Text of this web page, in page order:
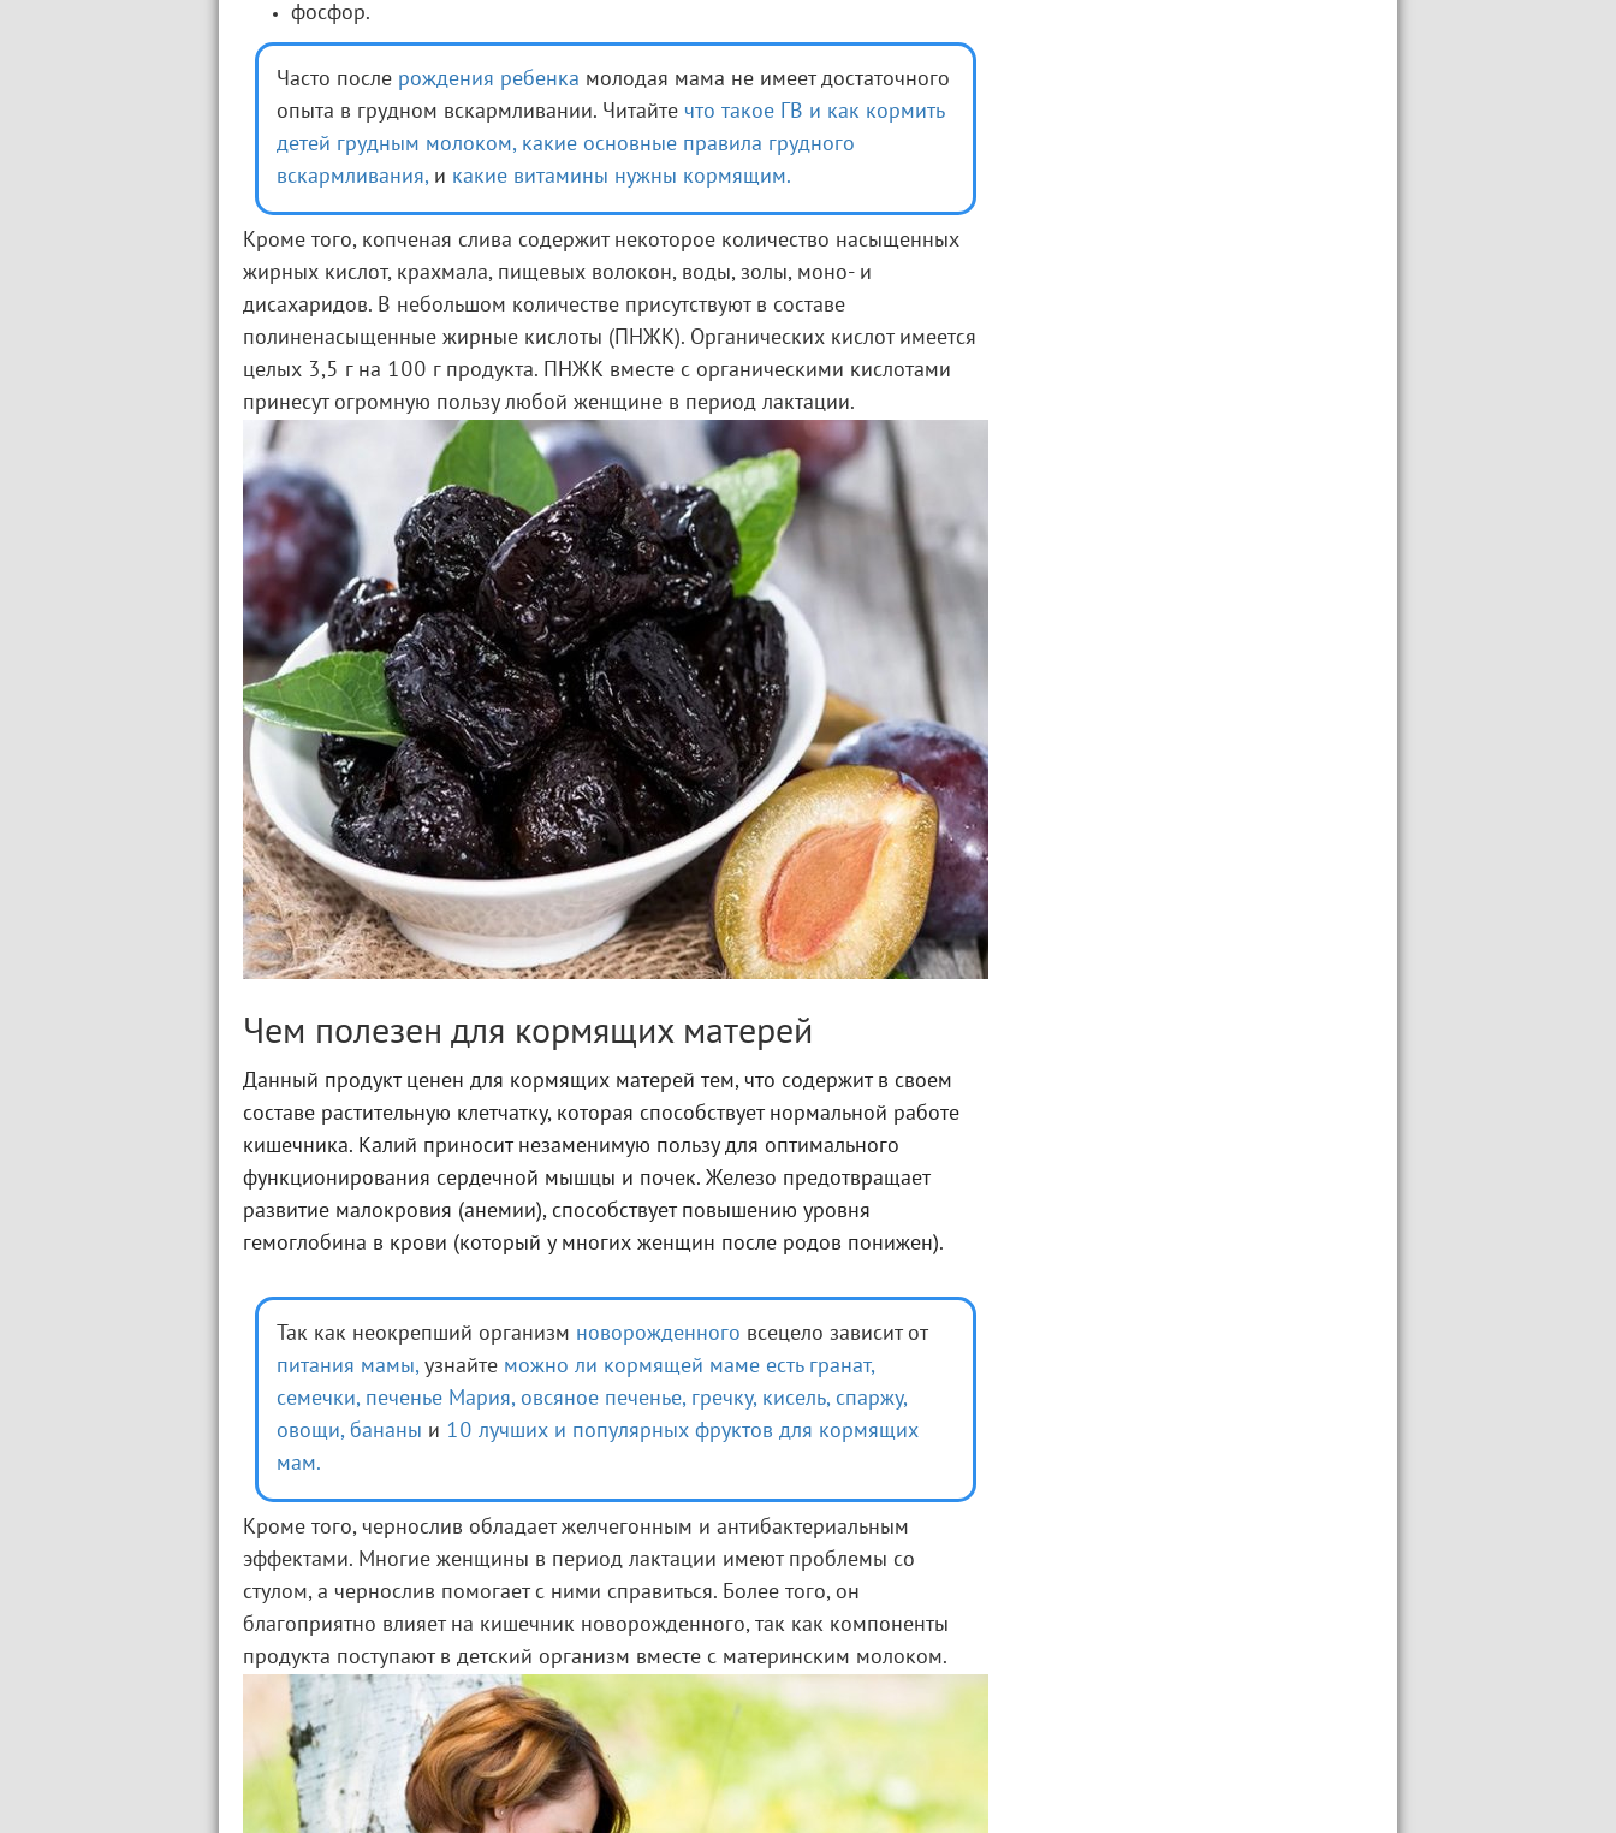
фосфор.
Часто после рождения ребенка молодая мама не имеет достаточного
опыта в грудном вскармливании. Читайте что такое ГВ и как кормить
детей грудным молоком, какие основные правила грудного
вскармливания,и какие витамины нужны кормящим.
Кроме того, копченая слива содержит некоторое количество насыщенных
жирных кислот, крахмала, пищевых волокон, воды, золы, моно- и
дисахаридов. В небольшом количестве присутствуют в составе
полиненасыщенные жирные кислоты (ПНЖК). Органических кислот имеется
целых 3,5 г на 100 г продукта. ПНЖК вместе с органическими кислотами
принесут огромную пользу любой женщине в период лактации.
Чем полезен для кормящих матерей
Данный продукт ценен для кормящих матерей тем, что содержит в своем
составе растительную клетчатку, которая способствует нормальной работе
кишечника. Калий приносит незаменимую пользу для оптимального
функционирования сердечной мышцы и почек. Железо предотвращает
развитие малокровия (анемии), способствует повышению уровня
гемоглобина в крови (который у многих женщин после родов понижен).
Так как неокрепший организм новорожденного всецело зависит от
питания мамы,узнайте можно ли кормящей маме есть гранат,
семечки, печенье Мария, овсяное печенье, гречку, кисель, спаржу,
овощи, бананы и 10 лучших и популярных фруктов для кормящих
мам.
Кроме того, чернослив обладает желчегонным и антибактериальным
эффектами. Многие женщины в период лактации имеют проблемы со
стулом, а чернослив помогает с ними справиться. Более того, он
благоприятно влияет на кишечник новорожденного, так как компоненты
продукта поступают в детский организм вместе с материнским молоком.